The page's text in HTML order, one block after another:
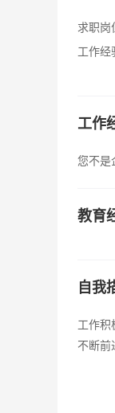
求职岗
工作经
工作
您不是
教育
自我
工作积
不断前